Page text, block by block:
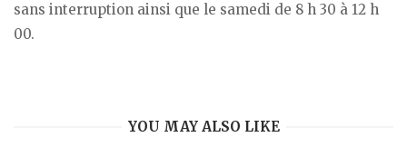
sans interruption ainsi que le samedi de 8 h 30 à 12 h
00.
YOU MAY ALSO LIKE